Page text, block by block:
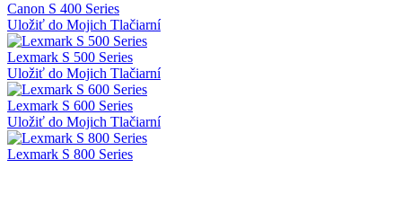
Canon S 400 Series
Uložiť do Mojich Tlačiarní
Lexmark S 500 Series
Uložiť do Mojich Tlačiarní
Lexmark S 600 Series
Uložiť do Mojich Tlačiarní
Lexmark S 800 Series